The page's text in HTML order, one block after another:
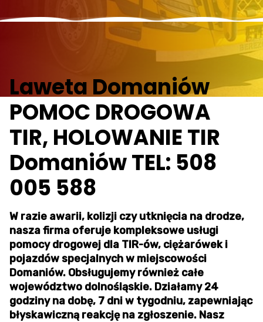
Laweta Domaniów
POMOC DROGOWA
TIR, HOLOWANIE TIR
Domaniów TEL: 508
005 588
W razie awarii, kolizji czy utknięcia na drodze,
nasza firma oferuje kompleksowe usługi
pomocy drogowej dla TIR-ów, ciężarówek i
pojazdów specjalnych w miejscowości
Domaniów. Obsługujemy również całe
województwo dolnośląskie. Działamy 24
godziny na dobę, 7 dni w tygodniu, zapewniając
błyskawiczną reakcję na zgłoszenie. Nasz